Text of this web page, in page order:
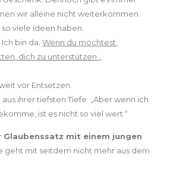
wir alleine nicht weiterkommen.
viele Ideen haben.
Ich bin da.Wenn du möchtest,
dich zu unterstützen.
vor Entsetzen.
ihrer tiefsten Tiefe: „Aber wenn ich
ist es nicht so viel wert.“
Glaubenssatz mit einem jungen
geht mit seitdem nicht mehr aus dem